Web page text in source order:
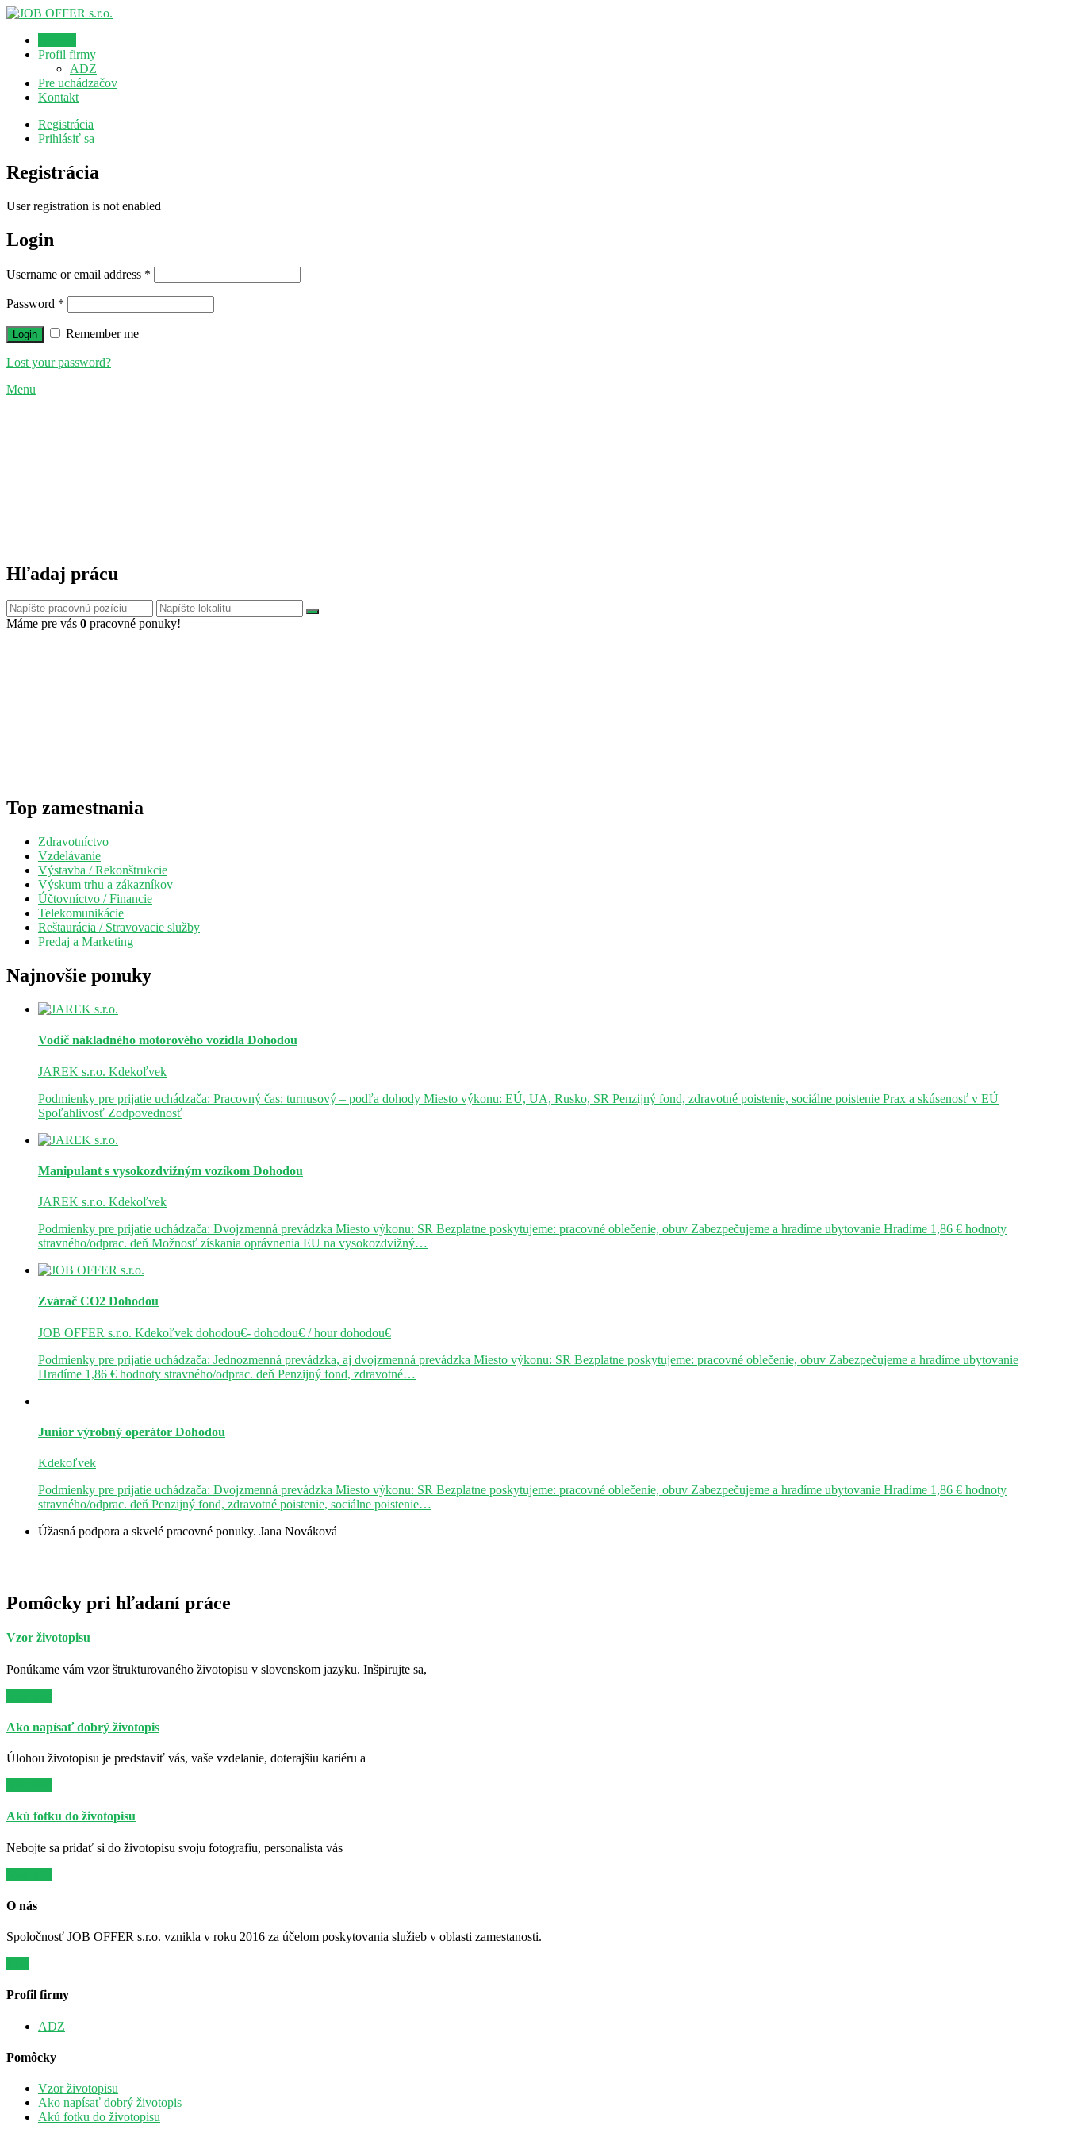
Profil firmy
ADZ
Pre uchádzačov
Kontakt
Registrácia
Prihlásiť sa
Registrácia
User registration is not enabled
Login
Username or email address *
Password *
Remember me
Lost your password?
Menu
Hľadaj prácu
Máme pre vás 0 pracovné ponuky!
Top zamestnania
Zdravotníctvo
Vzdelávanie
Výstavba / Rekonštrukcie
Výskum trhu a zákazníkov
Účtovníctvo / Financie
Telekomunikácie
Reštaurácia / Stravovacie služby
Predaj a Marketing
Najnovšie ponuky
Vodič nákladného motorového vozidla Dohodou
JAREK s.r.o. Kdekoľvek
Podmienky pre prijatie uchádzača: Pracovný čas: turnusový – podľa dohody Miesto výkonu: EÚ, UA, Rusko, SR Penzijný fond, zdravotné poistenie, sociálne poistenie Prax a skúsenosť v EÚ
Spoľahlivosť Zodpovednosť
Manipulant s vysokozdvižným vozíkom Dohodou
JAREK s.r.o. Kdekoľvek
Podmienky pre prijatie uchádzača: Dvojzmenná prevádzka Miesto výkonu: SR Bezplatne poskytujeme: pracovné oblečenie, obuv Zabezpečujeme a hradíme ubytovanie Hradíme 1,86 € hodnoty
stravného/odprac. deň Možnosť získania oprávnenia EU na vysokozdvižný…
Zvárač CO2 Dohodou
JOB OFFER s.r.o. Kdekoľvek dohodou€- dohodou€ / hourdohodou€
Podmienky pre prijatie uchádzača: Jednozmenná prevádzka, aj dvojzmenná prevádzka Miesto výkonu: SR Bezplatne poskytujeme: pracovné oblečenie, obuv Zabezpečujeme a hradíme ubytovanie
Hradíme 1,86 € hodnoty stravného/odprac. deň Penzijný fond, zdravotné…
Junior výrobný operátor Dohodou
Kdekoľvek
Podmienky pre prijatie uchádzača: Dvojzmenná prevádzka Miesto výkonu: SR Bezplatne poskytujeme: pracovné oblečenie, obuv Zabezpečujeme a hradíme ubytovanie Hradíme 1,86 € hodnoty
stravného/odprac. deň Penzijný fond, zdravotné poistenie, sociálne poistenie…
Úžasná podpora a skvelé pracovné ponuky. Jana Nováková
Pomôcky pri hľadaní práce
Vzor životopisu
Ponúkame vám vzor štrukturovaného životopisu v slovenskom jazyku. Inšpirujte sa,
Ako napísať dobrý životopis
Úlohou životopisu je predstaviť vás, vaše vzdelanie, doterajšiu kariéru a
Akú fotku do životopisu
Nebojte sa pridať si do životopisu svoju fotografiu, personalista vás
O nás
Spoločnosť JOB OFFER s.r.o. vznikla v roku 2016 za účelom poskytovania služieb v oblasti zamestanosti.
Profil firmy
ADZ
Pomôcky
Vzor životopisu
Ako napísať dobrý životopis
Akú fotku do životopisu